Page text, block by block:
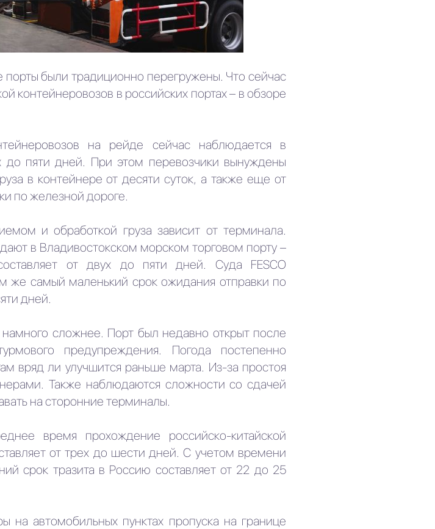
порты были традиционно перегружены. Что сейчас
контейнеровозов в российских портах – в обзоре
на рейде сейчас наблюдается в
до пяти дней. При этом перевозчики вынуждены
в контейнере от десяти суток, а также еще от
по железной дороге.
и обработкой груза зависит от терминала.
в Владивостокском морском торговом порту –
от двух до пяти дней. Суда FESCO
же самый маленький срок ожидания отправки по
дней.
сложнее. Порт был недавно открыт после
предупреждения. Погода постепенно
вряд ли улучшится раньше марта. Из-за простоя
Также наблюдаются сложности со сдачей
на сторонние терминалы.
время прохождение российско-китайской
от трех до шести дней. С учетом времени
срок тразита в Россию составляет от 22 до 25
на автомобильных пунктах пропуска на границе